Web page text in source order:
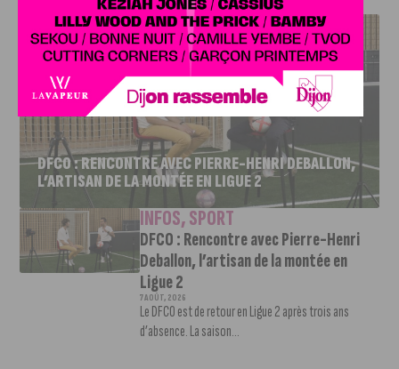
J'AIME LE DFCO
DFCO : RENCONTRE AVEC PIERRE-HENRI DEBALLON,
L’ARTISAN DE LA MONTÉE EN LIGUE 2
INFOS,SPORT
DFCO : Rencontre avec Pierre-Henri
Deballon, l’artisan de la montée en
Ligue 2
7 AOÛT, 2026
Le DFCO est de retour en Ligue 2 après trois ans
d’absence. La saison...